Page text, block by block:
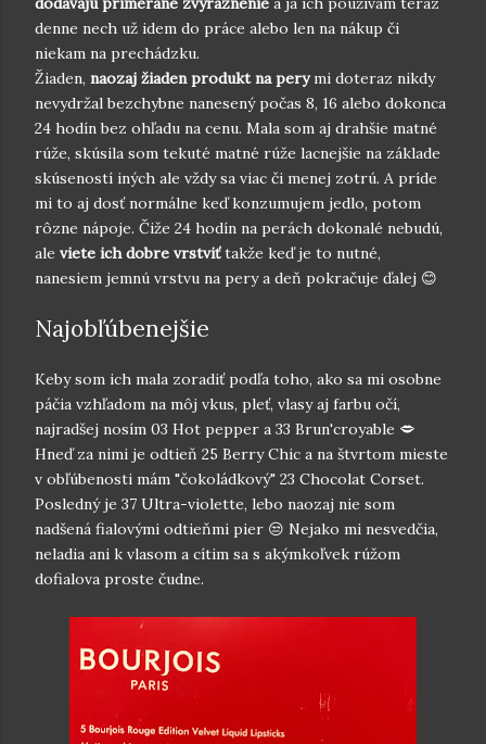
denne nech už idem do práce alebo len na nákup či
niekam na prechádzku.
Žiaden, naozaj žiaden produkt na perymi doteraz nikdy
nevydržal bezchybne nanesený počas 8, 16 alebo dokonca
24 hodín bez ohľadu na cenu. Mala som aj drahšie matné
rúže, skúsila som tekuté matné rúže lacnejšie na základe
skúseností iných ale vždy sa viac či menej zotrú. A príde
mi to aj dosť normálne keď konzumujem jedlo, potom
rôzne nápoje. Čiže 24 hodín na perách dokonalé nebudú,
ale viete ich dobre vrstviťtakže keď je to nutné,
nanesiem jemnú vrstvu na pery a deň pokračuje ďalej 😊
Najobľúbenejšie
Keby som ich mala zoradiť podľa toho, ako sa mi osobne
páčia vzhľadom na môj vkus, pleť, vlasy aj farbu očí,
najradšej nosím 03 Hot pepper a 33 Brun'croyable 🗢
Hneď za nimi je odtieň 25 Berry Chic a na štvrtom mieste
v obľúbenosti mám "čokoládkový" 23 Chocolat Corset.
Posledný je 37 Ultra-violette, lebo naozaj nie som
nadšená fialovými odtieňmi pier 😒 Nejako mi nesvedčia,
neladia ani k vlasom a cítim sa s akýmkoľvek rúžom
dofialova proste čudne.